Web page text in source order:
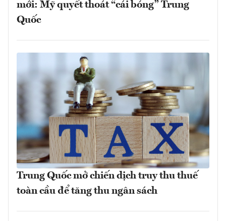
mới: Mỹ quyết thoát “cái bóng” Trung
Quốc
Trung Quốc mở chiến dịch truy thu thuế
toàn cầu để tăng thu ngân sách